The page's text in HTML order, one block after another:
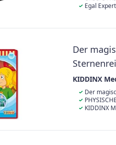
Aufteilungen
up Koffer bei
kannEgal
Sie immer
Der
KIDDINX
Der
KIDDINX